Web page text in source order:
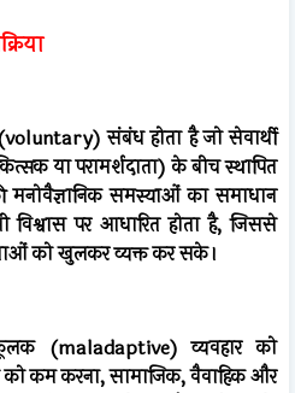
संबंध होता है जो सेवार्थी
या परामर्शदाता) के बीच स्थापित
मनोवैज्ञानिक समस्याओं का समाधान
पर आधारित होता है, जिससे
को खुलकर व्यक्त कर सके।
(maladaptive) व्यवहार को
को कम करना, सामाजिक, वैवाहिक और